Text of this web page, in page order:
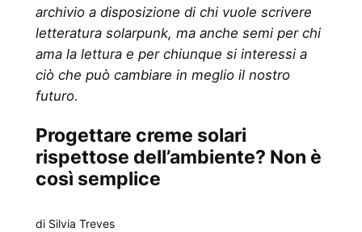
archivio a disposizione di chi vuole scrivere
letteratura solarpunk, ma anche semi per chi
ama la lettura e per chiunque si interessi a
ciò che può cambiare in meglio il nostro
futuro.
Progettare creme solari
rispettose dell’ambiente? Non è
così semplice
di Silvia Treves